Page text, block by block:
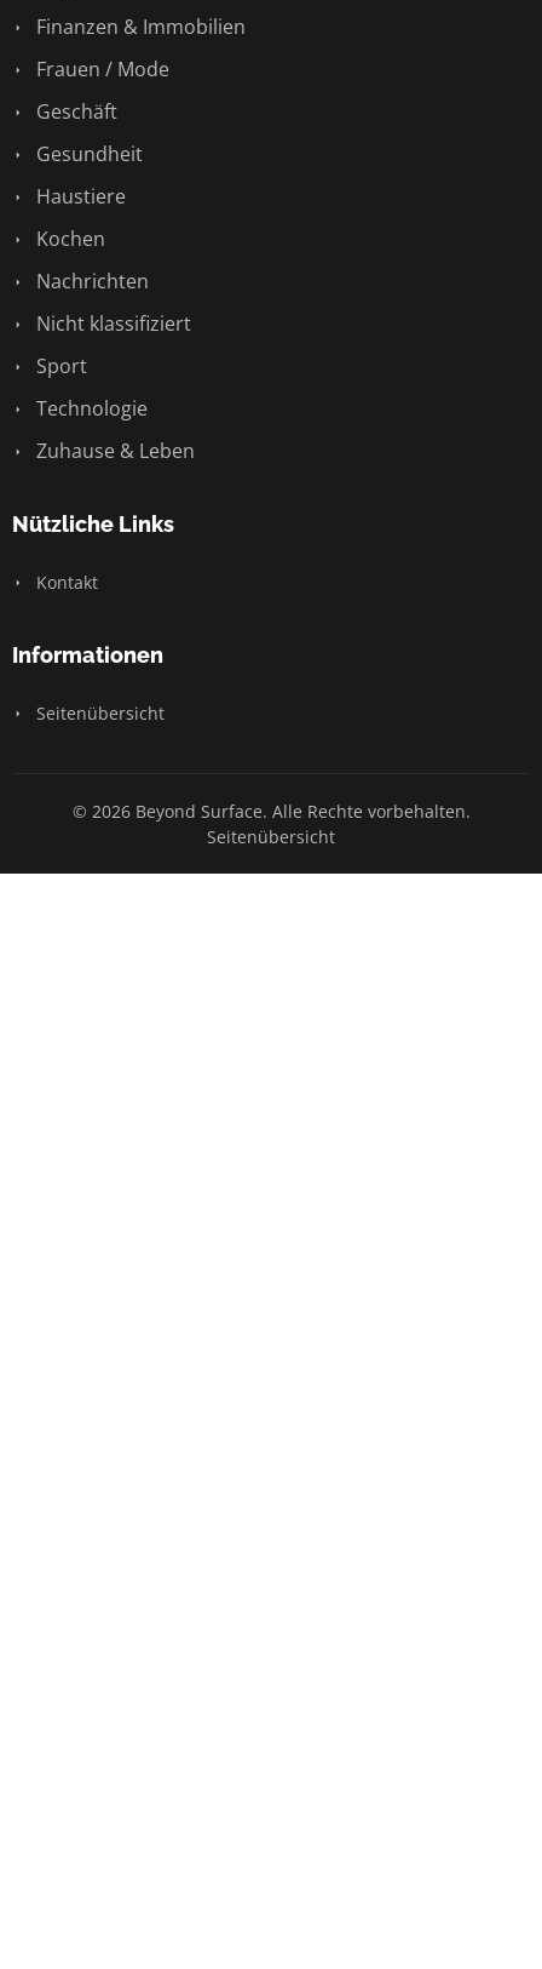
Finanzen & Immobilien
Frauen / Mode
Geschäft
Gesundheit
Haustiere
Kochen
Nachrichten
Nicht klassifiziert
Sport
Technologie
Zuhause & Leben
Nützliche Links
Kontakt
Informationen
Seitenübersicht
© 2026 Beyond Surface. Alle Rechte vorbehalten.
Seitenübersicht